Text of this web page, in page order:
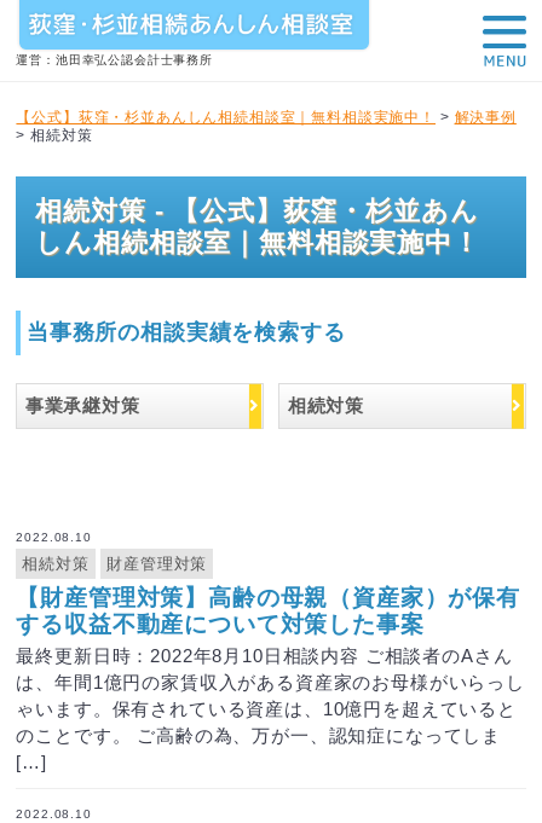
運営：池田幸弘公認会計士事務所
【公式】荻窪・杉並あんしん相続相談室｜無料相談実施中！ > 解決事例
>相続対策
相続対策 - 【公式】荻窪・杉並あん
しん相続相談室｜無料相談実施中！
当事務所の相談実績を検索する
事業承継対策 相続対策
2022.08.10
相続対策 財産管理対策
【財産管理対策】高齢の母親（資産家）が保有
する収益不動産について対策した事案
最終更新日時：2022年8月10日相談内容 ご相談者のAさん
は、年間1億円の家賃収入がある資産家のお母様がいらっし
ゃいます。保有されている資産は、10億円を超えていると
のことです。 ご高齢の為、万が一、認知症になってしま
[…]
2022.08.10